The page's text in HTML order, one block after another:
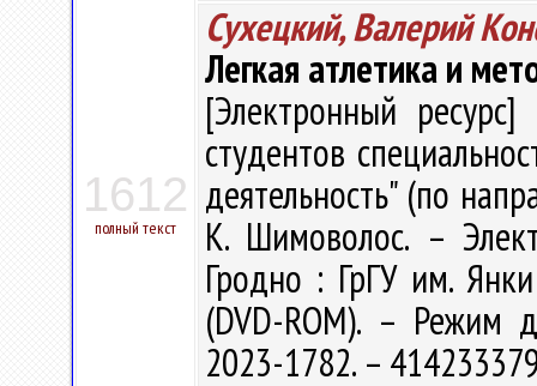
1612
полный текст
Сухецкий, Валерий
Легкая атлетика и
[Электронный
студентов
деятельность" (по
К. Шимоволос. –
Гродно : ГрГУ им.
(DVD-ROM). – Режим
2023-1782. –